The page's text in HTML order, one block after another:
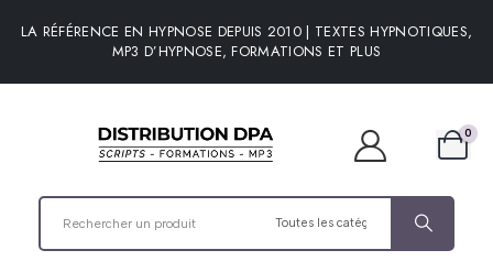
LA RÉFÉRENCE EN HYPNOSE DEPUIS 2010 | TEXTES HYPNOTIQUES,
MP3 D’HYPNOSE, FORMATIONS ET PLUS
0